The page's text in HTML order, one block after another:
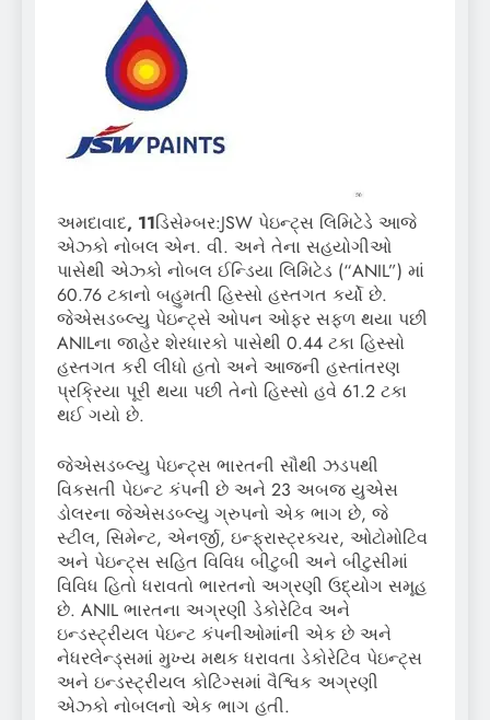
અમદાવાદ, 11ડિસેમ્બર:JSW પેઇન્ટ્સ લિમિટેડે આજે ​
એઝ્કો નોબલ એન. વી. અને તેના સહયોગીઓ
પાસેથી એઝ્કો નોબલ ઈન્ડિયા લિમિટેડ (“ANIL”) માં
60.76 ટકાનો બહુમતી હિસ્સો હસ્તગત કર્યો છે.
જેએસડબ્લ્યુ પેઇન્ટ્સે ઓપન ઓફર સફળ થયા પછી
ANILના જાહેર શેરધારકો પાસેથી 0.44 ટકા હિસ્સો
હસ્તગત કરી લીધો હતો અને આજની હસ્તાંતરણ
પ્રક્રિયા પૂરી થયા પછી તેનો હિસ્સો હવે 61.2 ટકા
થઈ ગયો છે.
જેએસડબ્લ્યુ પેઇન્ટ્સ ભારતની સૌથી ઝડપથી
વિકસતી પેઇન્ટ કંપની છે અને 23 અબજ યુએસ
ડોલરના જેએસડબ્લ્યુ ગ્રુપનો એક ભાગ છે, જે
સ્ટીલ, સિમેન્ટ, એનર્જી, ઇન્ફ્રાસ્ટ્રક્ચર, ઓટોમોટિવ
અને પેઇન્ટ્સ સહિત વિવિધ બીટુબી અને બીટુસીમાં
વિવિધ હિતો ધરાવતો ભારતનો અગ્રણી ઉદ્યોગ સમૂહ
છે. ANIL ભારતના અગ્રણી ડેકોરેટિવ અને
ઇન્ડસ્ટ્રીયલ પેઇન્ટ કંપનીઓમાંની એક છે અને
નેધરલેન્ડ્સમાં મુખ્ય મથક ધરાવતા ડેકોરેટિવ પેઇન્ટ્સ
અને ઇન્ડસ્ટ્રીયલ કોટિંગ્સમાં વૈશ્વિક અગ્રણી
એઝ્કો નોબલનો એક ભાગ હતી.